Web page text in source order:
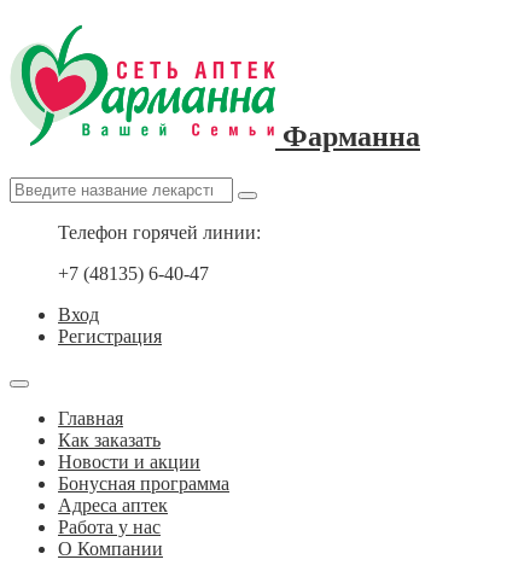
Фарманна
Телефон горячей линии:
+7 (48135) 6-40-47
Вход
Регистрация
Главная
Как заказать
Новости и акции
Бонусная программа
Адреса аптек
Работа у нас
О Компании